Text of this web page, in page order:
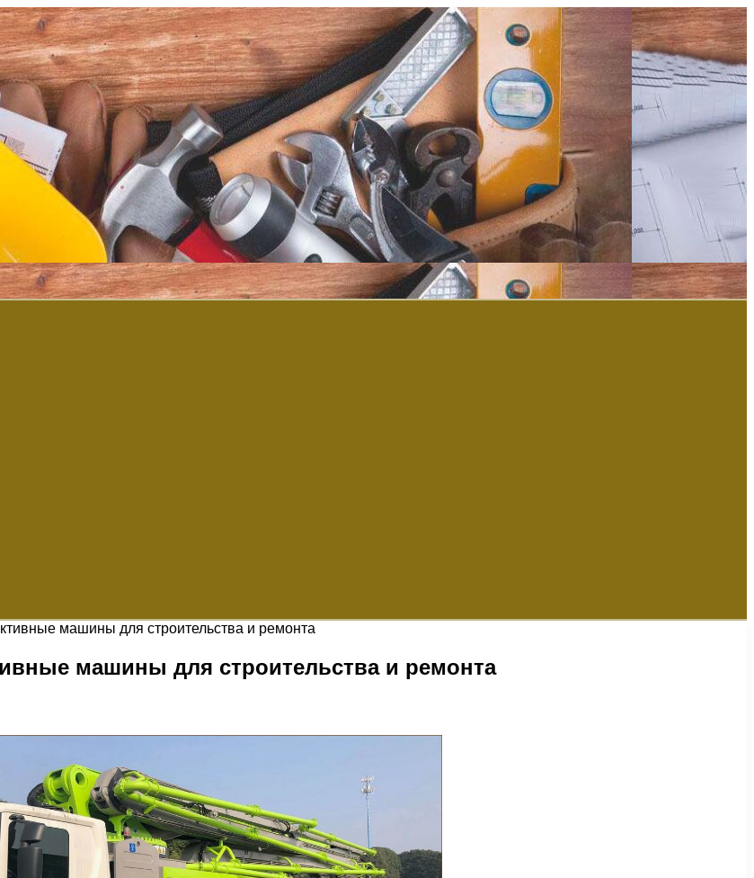
машины для строительства и ремонта
машины для строительства и ремонта